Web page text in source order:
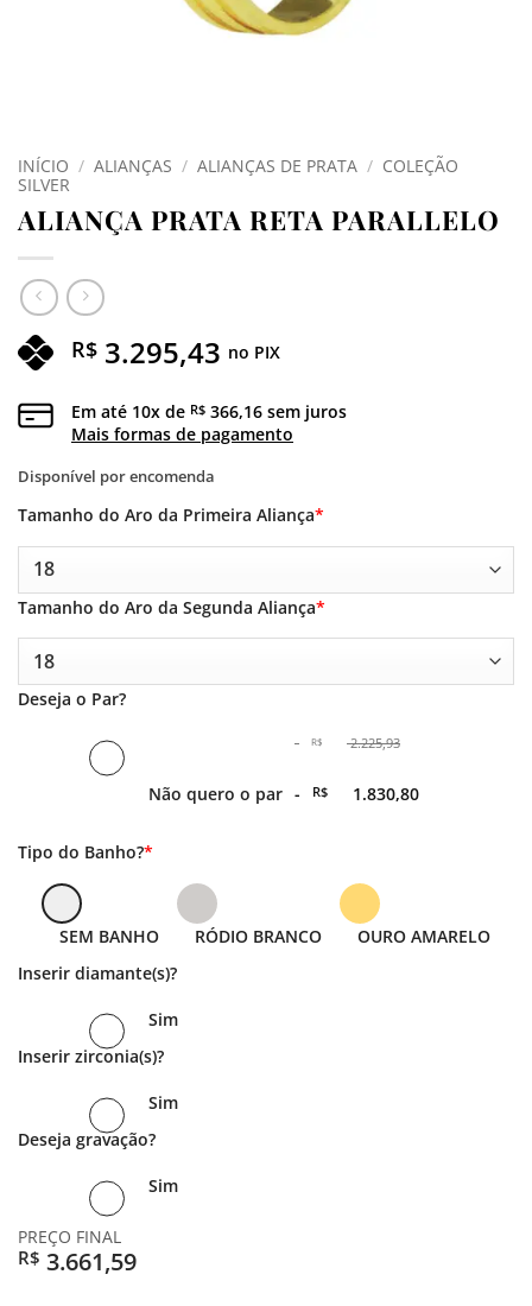
INÍCIO / ALIANÇAS / ALIANÇAS DE PRATA / COLEÇÃO
SILVER
ALIANÇA PRATA RETA PARALLELO
R$ 3.295,43 no PIX
Em até 10x de R$ 366,16 sem juros
Mais formas de pagamento
Disponível por encomenda
*
Tamanho do Aro da Primeira Aliança
*
Tamanho do Aro da Segunda Aliança
Deseja o Par?
Não quero o par
- R$ 2.225,93
O
- R$ 1.830,80
R$ 1.830,80.
*
Tipo do Banho?
SEM BANHO RÓDIO BRANCO
OURO AMARELO
Inserir diamante(s)?
Sim
Inserir zirconia(s)?
Sim
Deseja gravação?
Sim
PREÇO FINAL
R$ 3.661,59